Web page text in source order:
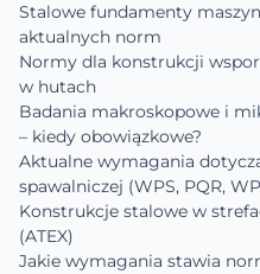
Stalowe fundamenty
aktualnych norm
Normy dla konstrukcji
w hutach
Badania makroskopowe i
– kiedy obowiązkowe?
Aktualne wymagania
spawalniczej (WPS, PQR,
Konstrukcje stalowe w
(ATEX)
Jakie wymagania stawia